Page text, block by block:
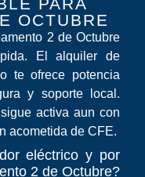
OCTUBRE
2 de Octubre
El alquiler de
te ofrece potencia
y soporte local.
activa aun con
acometida de CFE.
eléctrico y por
2 de Octubre?